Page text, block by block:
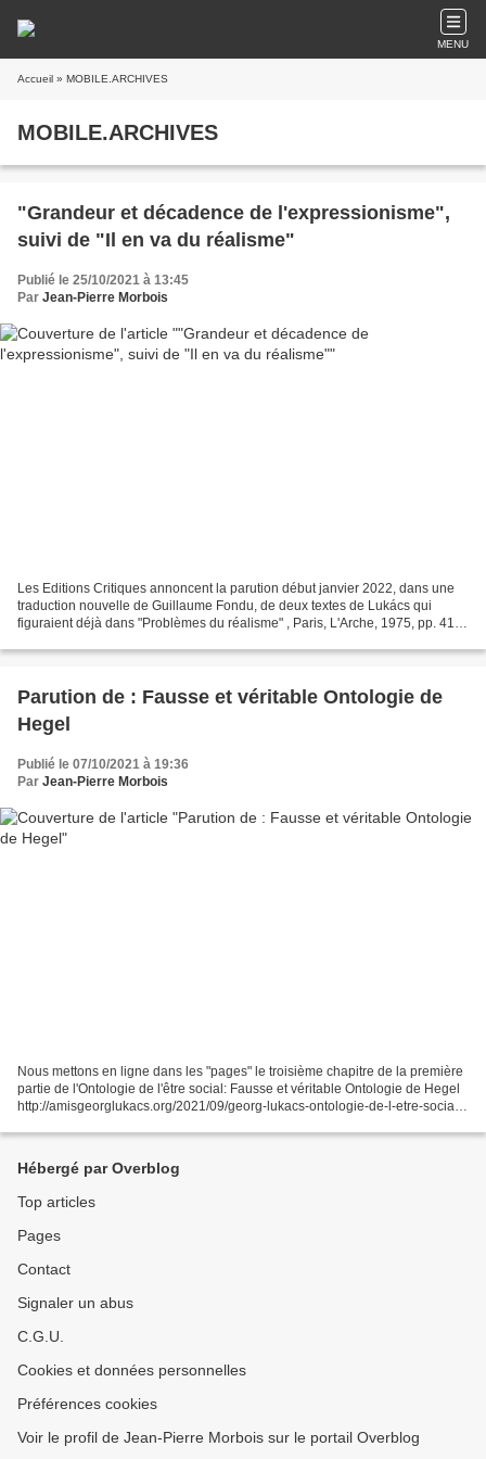
MENU
Accueil » MOBILE.ARCHIVES
MOBILE.ARCHIVES
"Grandeur et décadence de l'expressionisme",
suivi de "Il en va du réalisme"
Publié le 25/10/2021 à 13:45
Par Jean-Pierre Morbois
Les Editions Critiques annoncent la parution début janvier 2022, dans une
traduction nouvelle de Guillaume Fondu, de deux textes de Lukács qui
figuraient déjà dans "Problèmes du réalisme" , Paris, L'Arche, 1975, pp. 41-
Parution de : Fausse et véritable Ontologie de
Hegel
Publié le 07/10/2021 à 19:36
Par Jean-Pierre Morbois
Nous mettons en ligne dans les "pages" le troisième chapitre de la première
partie de l'Ontologie de l'être social: Fausse et véritable Ontologie de Hegel
http://amisgeorglukacs.org/2021/09/georg-lukacs-ontologie-de-l-etre-social-
Hébergé par Overblog
Top articles
Pages
Contact
Signaler un abus
C.G.U.
Cookies et données personnelles
Préférences cookies
Voir le profil de Jean-Pierre Morbois sur le portail Overblog